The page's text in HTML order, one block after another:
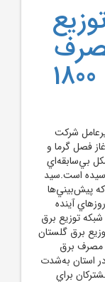
برق در گلستان به 1800
شرکت
فصل گرما و
بي‌سابقه‌اي
و 800 مگاوات رسيده است.سيد
پيش‌بيني‌ها
آينده
توزيع برق
برق گلستان
مصرف برق
استان به‌شدت
براي